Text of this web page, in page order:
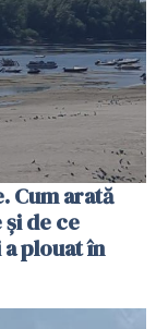
Cum arată
de ce
plouat în